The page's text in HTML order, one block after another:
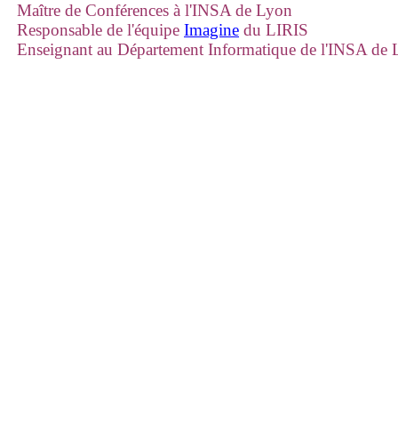
Maître de Conférences à l'INSA de Lyon
Responsable de l'équipe Imagine du LIRIS
Enseignant au Département Informatique de l'INSA de